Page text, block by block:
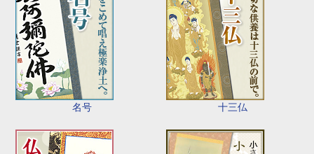
名号 十三仏